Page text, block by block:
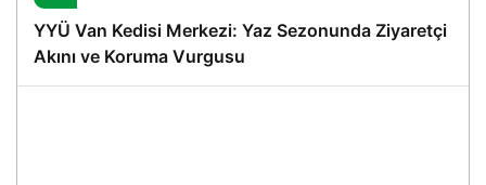
YYÜ Van Kedisi Merkezi: Yaz Sezonunda Ziyaretçi
Akını ve Koruma Vurgusu